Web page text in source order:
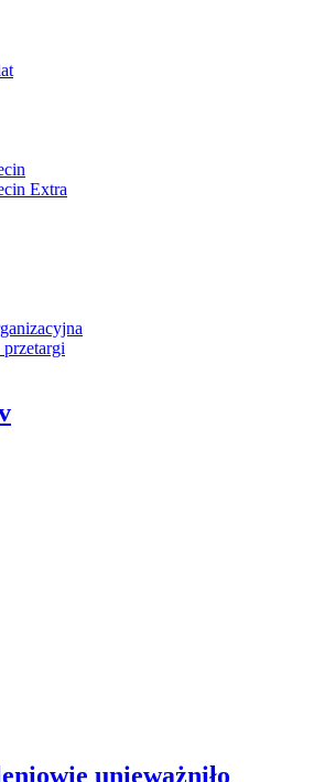
Extra
przetargi
unieważniło